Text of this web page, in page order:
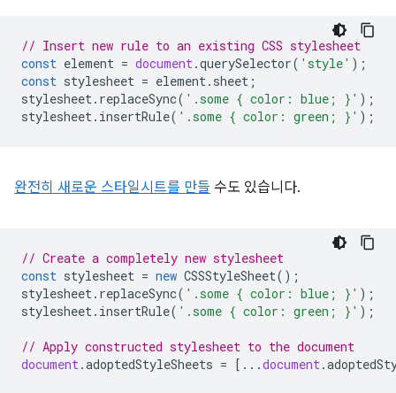
// Insert new rule to an existing CSS stylesheet
const element = document.querySelector( 'style' );
const stylesheet = element. sheet ;
stylesheet. replaceSync( '.some { color: blue; }' );
stylesheet. insertRule( '.some { color: green; }' );
완전히 새로운 스타일시트를 만들 수도 있습니다.
// Create a completely new stylesheet
const stylesheet = new CSSStyleSheet();
stylesheet. replaceSync( '.some { color: blue; }' );
stylesheet. insertRule( '.some { color: green; }' );
// Apply constructed stylesheet to the document
document.adoptedStyleSheets = [...document.